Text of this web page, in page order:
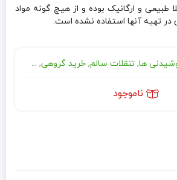
طبیعی و ارگانیک بوده و از هیچ گونه مواد
در تهیه آنها استفاده نشده است.
ها, تنقلات سالم, خرید گروهی, مواد
ناموجود